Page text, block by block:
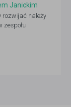
Janickim
rozwijać należy
zespołu
muzyki, która